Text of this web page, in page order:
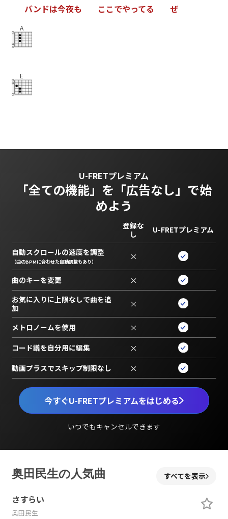
バン ドは今夜も こ こでやってる ぜ
A
E
U-FRETプレミアム
「全ての機能」を 「広告なし」で始
めよう
今すぐU-FRETプレミアムをはじめる
いつでもキャンセルできます
登録な
し
U-FRETプレミアム
自動スクロールの速度を調整
（曲のBPMに合わせた自動調整もあり） ×
曲のキーを変更 ×
お気に入りに上限なしで曲を追
加
×
メトロノームを使用 ×
コード譜を自分用に編集 ×
動画プラスでスキップ制限なし ×
奥田民生の人気曲 すべてを表示
さすらい
奥田民生